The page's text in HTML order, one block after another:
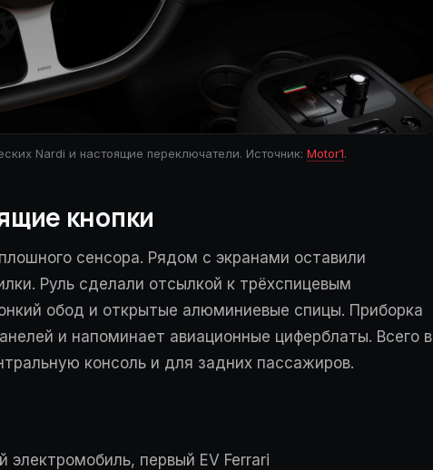
Nardi и настоящие переключатели. Источник: Motor1.
кнопки
сенсора. Рядом с экранами оставили
Руль сделали отсылкой к трёхспицевым
обод и открытые алюминиевые спицы. Приборка
и напоминает авиационные циферблаты. Всего в
консоль и для задних пассажиров.
первый EV Ferrari